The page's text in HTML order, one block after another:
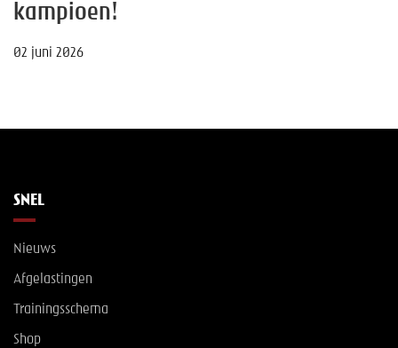
kampioen!
02 juni 2026
SNEL
Nieuws
Afgelastingen
Trainingsschema
Shop